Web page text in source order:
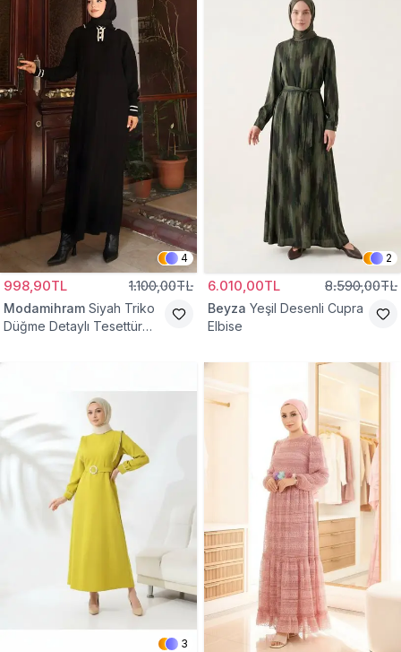
4
998,90TL 1.100,00TL
Modamihram Siyah Triko
Düğme Detaylı Tesettür
2
6.010,00TL 8.590,00TL
Beyza Yeşil Desenli Cupra
Elbise
3